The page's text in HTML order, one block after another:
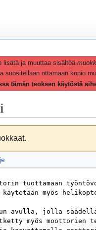
lisätä ja muuttaa sisältöä
suositellaan ottamaan kopio
tämän teoksen käytöstä